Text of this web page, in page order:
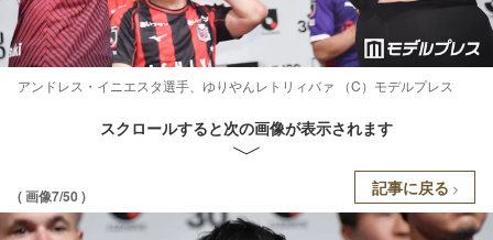
アンドレス・イニエスタ選手、ゆりやんレトリィバァ （C）モデルプレス
スクロールすると次の画像が表示されます
( 画像7/50 ) 記事に戻る